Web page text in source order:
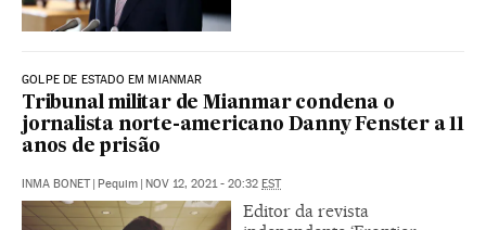
GOLPE DE ESTADO EM MIANMAR
Tribunal militar de Mianmar condena o
jornalista norte-americano Danny Fenster a 11
anos de prisão
INMA BONET Pequim NOV 12, 2021 - 20:32 EST
Editor da revista